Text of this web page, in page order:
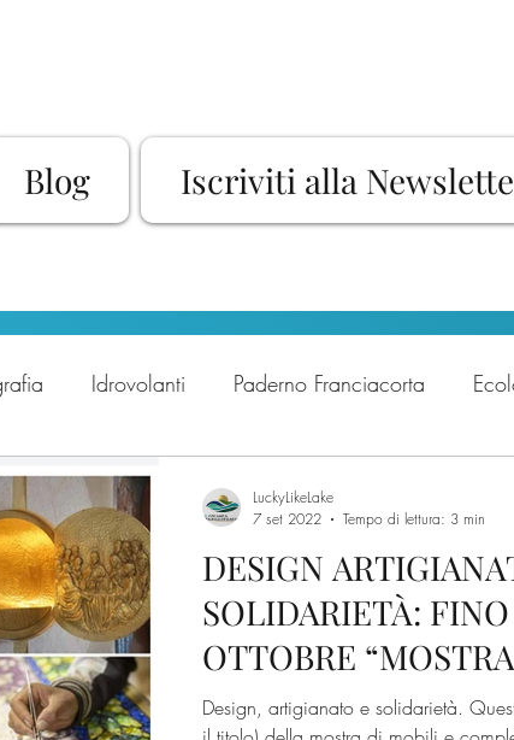
Blog Iscriviti alla
Idrovolanti Paderno Franciacorta
Sovere
Bike escursioni trekking itinerari
prodotti tipici Castegnato Franciacorta
DESIGN
SOLIDARIETÀ:
OTTOBRE
PERUVIANI”
Design, artigianato e solidarietà.
LuckyLikeLake
7 set 2022
Tempo di lettura: 3 min